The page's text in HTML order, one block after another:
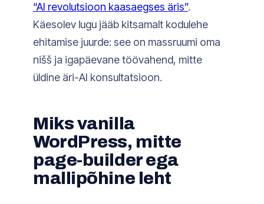
“AI revolutsioon kaasaegses äris”.
Käesolev lugu jääb kitsamalt kodulehe
ehitamise juurde: see on massruumi oma
nišš ja igapäevane töövahend, mitte
üldine äri-AI konsultatsioon.
Miks vanilla
WordPress, mitte
page-builder ega
mallipõhine leht